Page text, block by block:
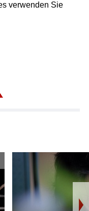
verwenden Sie